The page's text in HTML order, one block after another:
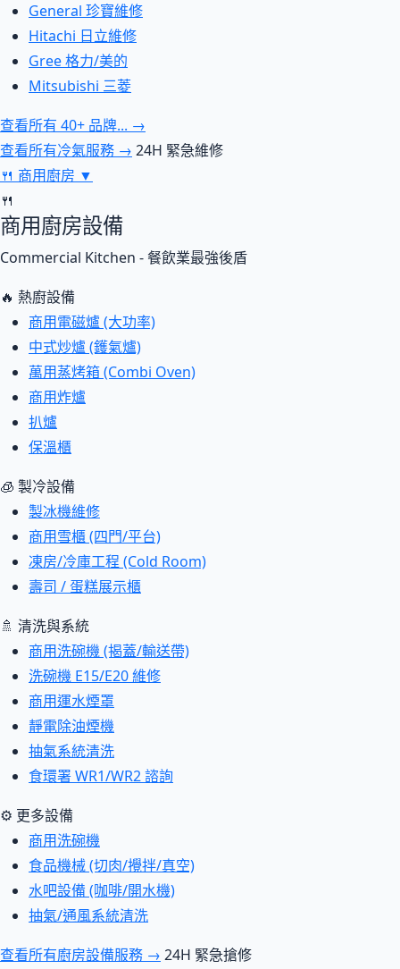
General 珍寶維修
Hitachi 日立維修
Gree 格力/美的
Mitsubishi 三菱
查看所有 40+ 品牌... →
查看所有冷氣服務 → 24H 緊急維修
🍴 商用廚房 ▼
🍴
商用廚房設備
Commercial Kitchen - 餐飲業最強後盾
🔥 熱廚設備
商用電磁爐 (大功率)
中式炒爐 (鑊氣爐)
萬用蒸烤箱 (Combi Oven)
商用炸爐
扒爐
保溫櫃
🧊 製冷設備
製冰機維修
商用雪櫃 (四門/平台)
凍房/冷庫工程 (Cold Room)
壽司 / 蛋糕展示櫃
🚿 清洗與系統
商用洗碗機 (揭蓋/輸送帶)
洗碗機 E15/E20 維修
商用運水煙罩
靜電除油煙機
抽氣系統清洗
食環署 WR1/WR2 諮詢
⚙ 更多設備
商用洗碗機
食品機械 (切肉/攪拌/真空)
水吧設備 (咖啡/開水機)
抽氣/通風系統清洗
查看所有廚房設備服務 → 24H 緊急搶修